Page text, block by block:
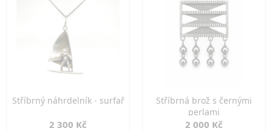
Stříbrný náhrdelník - surfař
2 300 Kč
Stříbrná brož s černými
perlami
2 000 Kč